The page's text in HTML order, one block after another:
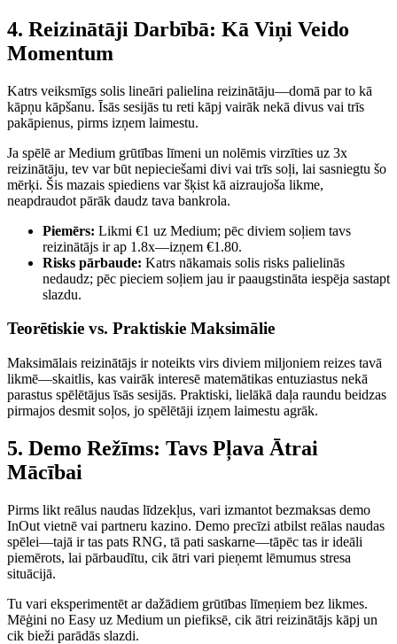
4. Reizinātāji Darbībā: Kā Viņi Veido
Momentum
Katrs veiksmīgs solis lineāri palielina reizinātāju—domā par to kā
kāpņu kāpšanu. Īsās sesijās tu reti kāpj vairāk nekā divus vai trīs
pakāpienus, pirms izņem laimestu.
Ja spēlē ar Medium grūtības līmeni un nolēmis virzīties uz 3x
reizinātāju, tev var būt nepieciešami divi vai trīs soļi, lai sasniegtu šo
mērķi. Šis mazais spiediens var šķist kā aizraujoša likme,
neapdraudot pārāk daudz tava bankrola.
Piemērs: Likmi €1 uz Medium; pēc diviem soļiem tavs
reizinātājs ir ap 1.8x—izņem €1.80.
Risks pārbaude: Katrs nākamais solis risks palielinās
nedaudz; pēc pieciem soļiem jau ir paaugstināta iespēja sastapt
slazdu.
Teorētiskie vs. Praktiskie Maksimālie
Maksimālais reizinātājs ir noteikts virs diviem miljoniem reizes tavā
likmē—skaitlis, kas vairāk interesē matemātikas entuziastus nekā
parastus spēlētājus īsās sesijās. Praktiski, lielākā daļa raundu beidzas
pirmajos desmit soļos, jo spēlētāji izņem laimestu agrāk.
5. Demo Režīms: Tavs Pļava Ātrai
Mācībai
Pirms likt reālus naudas līdzekļus, vari izmantot bezmaksas demo
InOut vietnē vai partneru kazino. Demo precīzi atbilst reālas naudas
spēlei—tajā ir tas pats RNG, tā pati saskarne—tāpēc tas ir ideāli
piemērots, lai pārbaudītu, cik ātri vari pieņemt lēmumus stresa
situācijā.
Tu vari eksperimentēt ar dažādiem grūtības līmeņiem bez likmes.
Mēģini no Easy uz Medium un piefiksē, cik ātri reizinātājs kāpj un
cik bieži parādās slazdi.